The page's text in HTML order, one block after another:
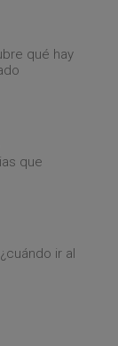
qué hay
que
ir al